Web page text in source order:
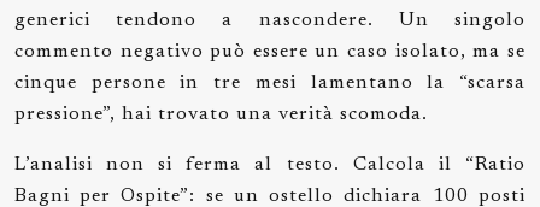
generici tendono a nascondere. Un singolo
commento negativo può essere un caso isolato, ma se
cinque persone in tre mesi lamentano la “scarsa
pressione”, hai trovato una verità scomoda.
L’analisi non si ferma al testo. Calcola il “Ratio
Bagni per Ospite”: se un ostello dichiara 100 posti